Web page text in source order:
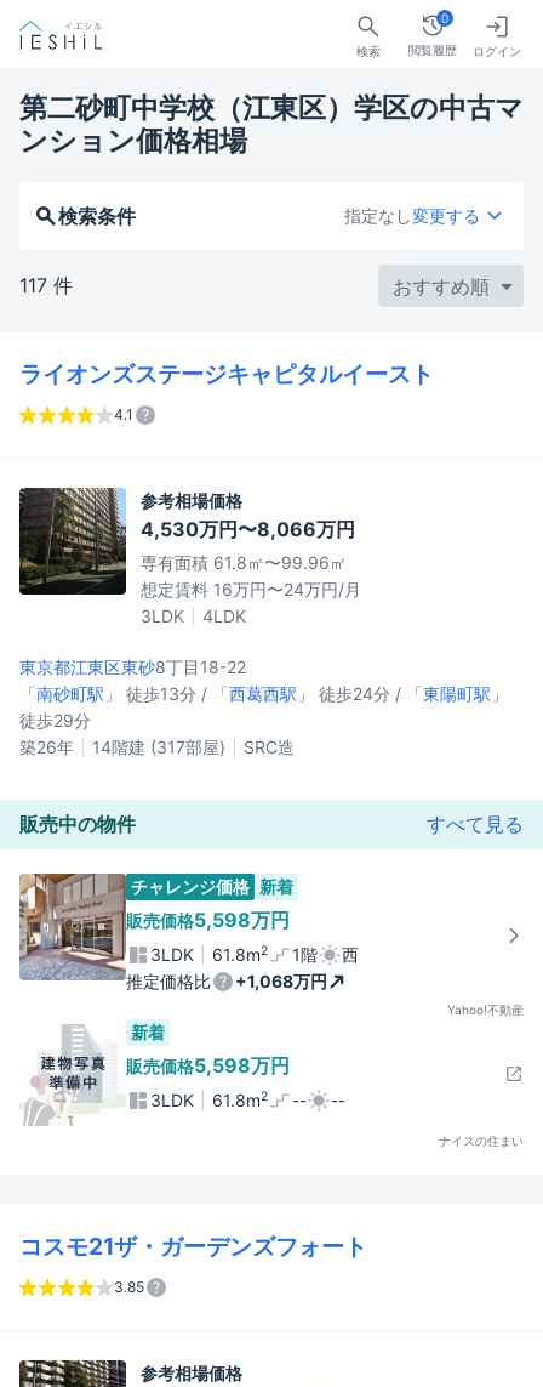
検索 閲覧履歴
0
ログイン
第二砂町中学校（江東区）学区の中古マ
ンション価格相場
検索条件 指定なし変更する
117 件
ライオンズステージキャピタルイースト
4.1
参考相場価格
4,530万円〜8,066万円
専有面積 61.8㎡〜99.96㎡
想定賃料 16万円〜24万円/月
3LDK
4LDK
東京都江東区東砂8丁目18-22
「南砂町駅 」 徒歩13分 / 「西葛西駅 」 徒歩24分 / 「東陽町駅 」
徒歩29分
築26年
14階建 (317部屋) SRC造
販売中の物件 すべて見る
チャレンジ価格 新着
販売価格5,598万円
3LDK 61.8m2 1階
西
推定価格比
+1,068万円
Yahoo!不動産
新着
販売価格5,598万円
3LDK 61.8m2 -- --
ナイスの住まい
コスモ21ザ・ガーデンズフォート
3.85
参考相場価格